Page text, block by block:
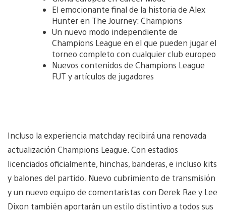
El emocionante final de la historia de Alex
Hunter en The Journey: Champions
Un nuevo modo independiente de
Champions League en el que pueden jugar el
torneo completo con cualquier club europeo
Nuevos contenidos de Champions League
FUT y artículos de jugadores
Incluso la experiencia matchday recibirá una renovada
actualización Champions League. Con estadios
licenciados oficialmente, hinchas, banderas, e incluso kits
y balones del partido. Nuevo cubrimiento de transmisión
y un nuevo equipo de comentaristas con Derek Rae y Lee
Dixon también aportarán un estilo distintivo a todos sus